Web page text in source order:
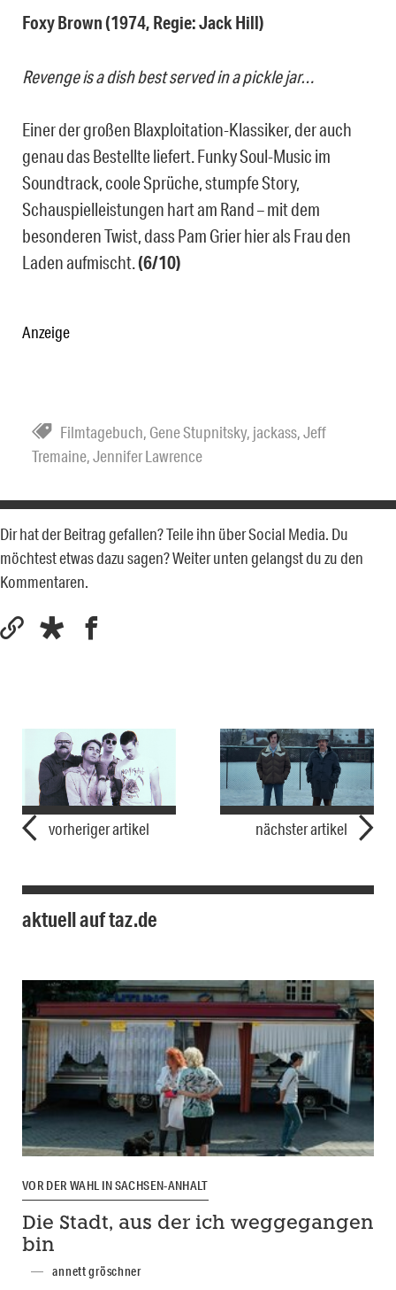
Foxy Brown (1974, Regie: Jack Hill)
Revenge is a dish best served in a pickle jar…
Einer der großen Blaxploitation-Klassiker, der auch
genau das Bestellte liefert. Funky Soul-Music im
Soundtrack, coole Sprüche, stumpfe Story,
Schauspielleistungen hart am Rand – mit dem
besonderen Twist, dass Pam Grier hier als Frau den
Laden aufmischt.(6/10)
Anzeige
Filmtagebuch, Gene Stupnitsky, jackass,Jeff
Tremaine,Jennifer Lawrence
Dir hat der Beitrag gefallen? Teile ihn über Social Media. Du
möchtest etwas dazu sagen? Weiter unten gelangst du zu den
Kommentaren.
vorheriger artikel nächster artikel
aktuell auf taz.de
VOR DER WAHL IN SACHSEN-ANHALT
Die Stadt, aus der ich weggegangen
bin
annett gröschner